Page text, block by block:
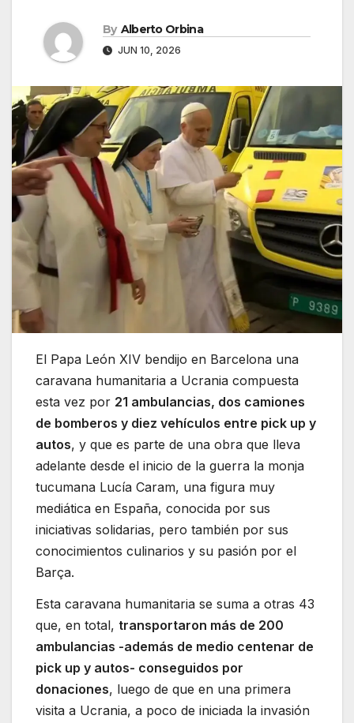
By Alberto Orbina
JUN 10, 2026
El Papa León XIV bendijo en Barcelona una
caravana humanitaria a Ucrania compuesta
esta vez por 21 ambulancias, dos camiones
de bomberos y diez vehículos entre pick up y
autos, y que es parte de una obra que lleva
adelante desde el inicio de la guerra la monja
tucumana Lucía Caram, una figura muy
mediática en España, conocida por sus
iniciativas solidarias, pero también por sus
conocimientos culinarios y su pasión por el
Barça.
Esta caravana humanitaria se suma a otras 43
que, en total, transportaron más de 200
ambulancias -además de medio centenar de
pick up y autos- conseguidos por
donaciones, luego de que en una primera
visita a Ucrania, a poco de iniciada la invasión